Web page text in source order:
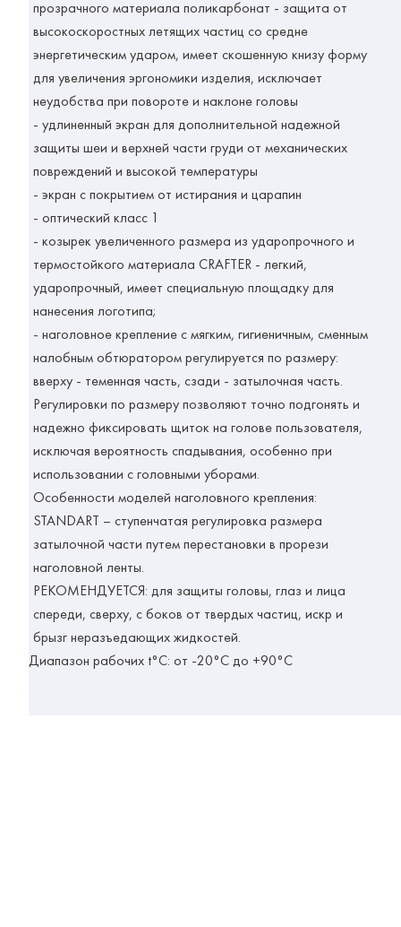
прозрачного материала поликарбонат - защита от
высокоскоростных летящих частиц со средне
энергетическим ударом, имеет скошенную книзу форму
для увеличения эргономики изделия, исключает
неудобства при повороте и наклоне головы
- удлиненный экран для дополнительной надежной
защиты шеи и верхней части груди от механических
повреждений и высокой температуры
- экран с покрытием от истирания и царапин
- оптический класс 1
- козырек увеличенного размера из ударопрочного и
термостойкого материала CRAFTER - легкий,
ударопрочный, имеет специальную площадку для
нанесения логотипа;
- наголовное крепление с мягким, гигиеничным, сменным
налобным обтюратором регулируется по размеру:
вверху - теменная часть, сзади - затылочная часть.
Регулировки по размеру позволяют точно подгонять и
надежно фиксировать щиток на голове пользователя,
исключая вероятность спадывания, особенно при
использовании с головными уборами.
Особенности моделей наголовного крепления:
STANDART – ступенчатая регулировка размера
затылочной части путем перестановки в прорези
наголовной ленты.
РЕКОМЕНДУЕТСЯ: для защиты головы, глаз и лица
спереди, сверху, с боков от твердых частиц, искр и
брызг неразъедающих жидкостей.
Диапазон рабочих t°C: от -20°C до +90°C